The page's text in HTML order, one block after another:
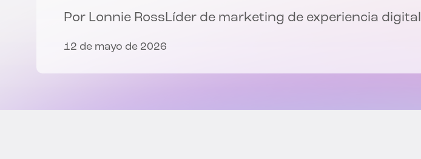
Por Lonnie RossLíder de marketing de experiencia digital
12 de mayo de 2026